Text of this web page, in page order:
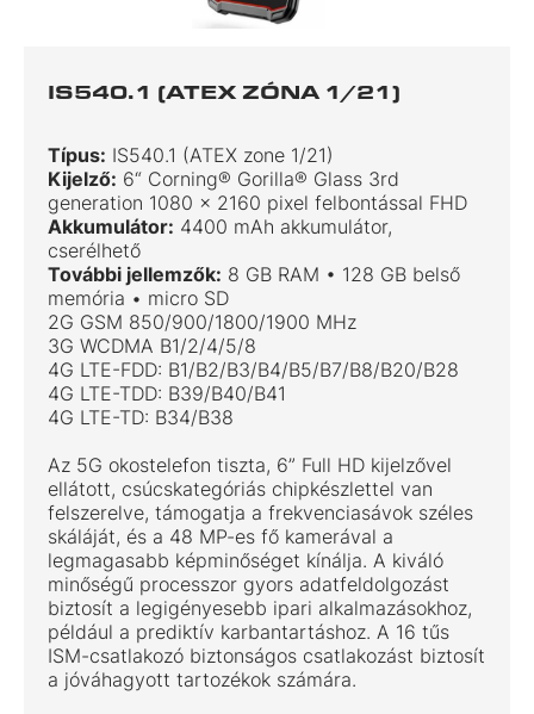
IS540.1 (ATEX ZÓNA 1/21)
Típus: IS540.1 (ATEX zone 1/21)
Kijelző: 6“ Corning® Gorilla® Glass 3rd
generation 1080 x 2160 pixel felbontással FHD
Akkumulátor: 4400 mAh akkumulátor,
cserélhető
További jellemzők: 8 GB RAM • 128 GB belső
memória • micro SD
2G GSM 850/900/1800/1900 MHz
3G WCDMA B1/2/4/5/8
4G LTE-FDD: B1/B2/B3/B4/B5/B7/B8/B20/B28
4G LTE-TDD: B39/B40/B41
4G LTE-TD: B34/B38
Az 5G okostelefon tiszta, 6” Full HD kijelzővel
ellátott, csúcskategóriás chipkészlettel van
felszerelve, támogatja a frekvenciasávok széles
skáláját, és a 48 MP-es fő kamerával a
legmagasabb képminőséget kínálja. A kiváló
minőségű processzor gyors adatfeldolgozást
biztosít a legigényesebb ipari alkalmazásokhoz,
például a prediktív karbantartáshoz. A 16 tűs
ISM-csatlakozó biztonságos csatlakozást biztosít
a jóváhagyott tartozékok számára.